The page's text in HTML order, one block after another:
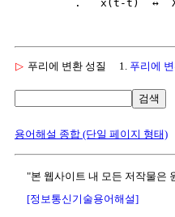
▷ 푸리에 변환 성질 1. 푸리에
검색
용어해설 종합 (단일 페이지 형태)
"본 웹사이트 내 모든 저작물은
[정보통신기술용어해설]